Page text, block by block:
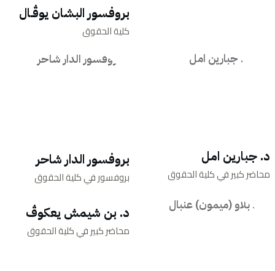
بروفسور البشان يوﭬـال
كلية الحقوق
د. جبارين امل
محاضر كبير في كلية الحقوق
بروفسور الدار شاحر
بروفسور في كلية الحقوق
د. بن شيمش يعكوڤ
محاضر كبير في كلية الحقوق